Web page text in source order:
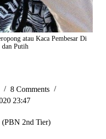
atau Kaca Pembesar Di
dan Putih
8 Comments
23:47
2nd Tier)